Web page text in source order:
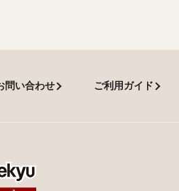
問い合わせ ご利用ガイド